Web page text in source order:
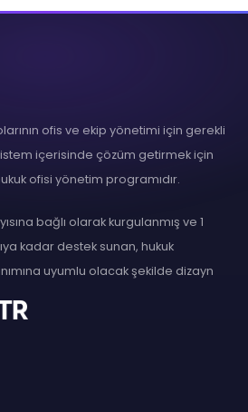
ofis ve ekip yönetimi için gerekli
içerisinde çözüm getirmek için
ofisi yönetim programıdır.
bağlı olarak kurgulanmış ve 1
kadar destek sunan, hukuk
uyumlu olacak şekilde dizayn